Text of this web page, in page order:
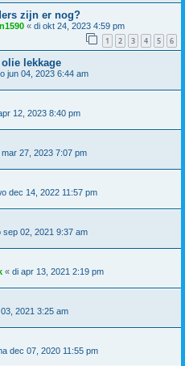
zijn er nog?
« di okt 24, 2023 4:59 pm
1 2 3 4 5 6
lekkage
jun 04, 2023 6:44 am
12, 2023 8:40 pm
mar 27, 2023 7:07 pm
dec 14, 2022 11:57 pm
sep 02, 2021 9:37 am
« di apr 13, 2021 2:19 pm
2021 3:25 am
dec 07, 2020 11:55 pm